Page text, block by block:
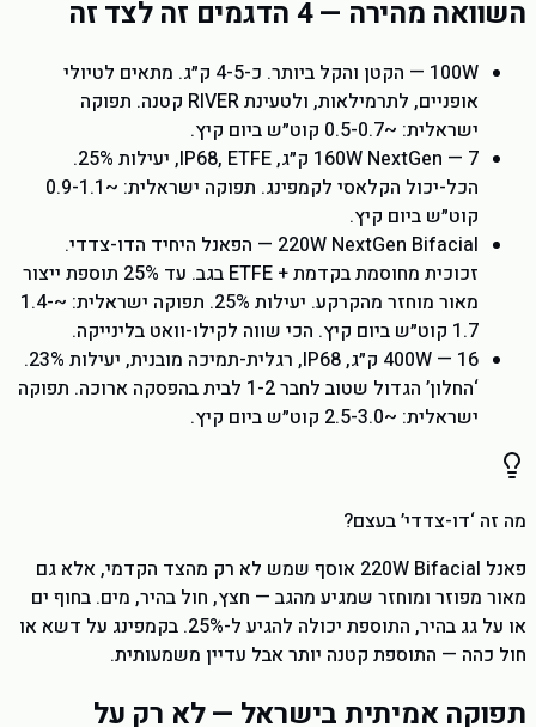
השוואה מהירה — 4 הדגמים זה לצד זה
100W — הקטן והקל ביותר. כ-4-5 ק״ג. מתאים לטיולי
אופניים, לתרמילאות, ולטעינת RIVER קטנה. תפוקה
ישראלית: ~0.5-0.7 קוט״ש ביום קיץ.
160W NextGen — 7 ק״ג, IP68, ETFE, יעילות 25%.
הכל-יכול הקלאסי לקמפינג. תפוקה ישראלית: ~0.9-1.1
קוט״ש ביום קיץ.
220W NextGen Bifacial — הפאנל היחיד הדו-צדדי.
זכוכית מחוסמת בקדמת + ETFE בגב. עד 25% תוספת ייצור
מאור מוחזר מהקרקע. יעילות 25%. תפוקה ישראלית: ~1.4-
1.7 קוט״ש ביום קיץ. הכי שווה לקילו-וואט בלינייקה.
400W — 16 ק״ג, IP68, רגלית-תמיכה מובנית, יעילות 23%.
‘החלון’ הגדול שטוב לחבר 1-2 לבית בהפסקה ארוכה. תפוקה
ישראלית: ~2.5-3.0 קוט״ש ביום קיץ.
מה זה ‘דו-צדדי’ בעצם?
פאנל 220W Bifacial אוסף שמש לא רק מהצד הקדמי, אלא גם
מאור מפוזר ומוחזר שמגיע מהגב — חצץ, חול בהיר, מים. בחוף ים
או על גג בהיר, התוספת יכולה להגיע ל-25%. בקמפינג על דשא או
חול כהה — התוספת קטנה יותר אבל עדיין משמעותית.
תפוקה אמיתית בישראל — לא רק על